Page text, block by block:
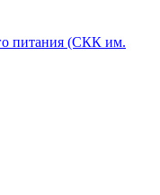
питания (СКК им.